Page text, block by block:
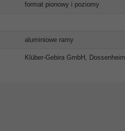
format pionowy i poziomy
aluminiowe ramy
Klüber-Gebira GmbH,